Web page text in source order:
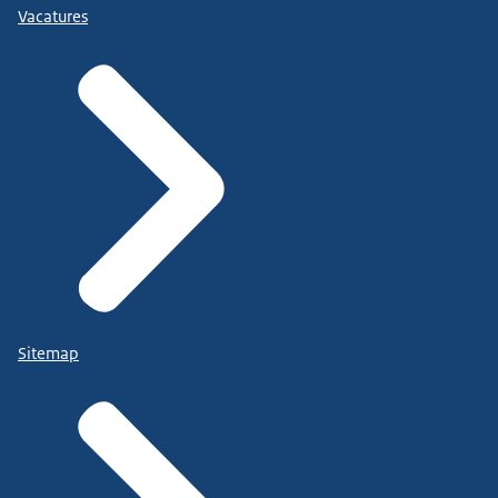
Vacatures
Sitemap